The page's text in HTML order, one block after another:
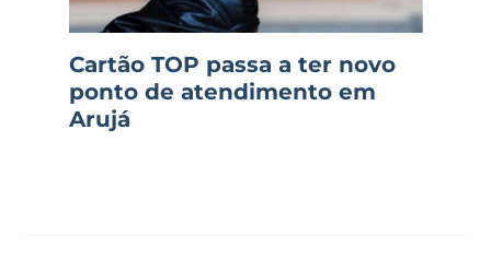
Cartão TOP passa a ter novo
ponto de atendimento em
Arujá